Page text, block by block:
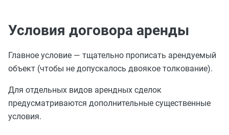
Условия договора аренды
Главное условие — тщательно прописать арендуемый
объект (чтобы не допускалось двоякое толкование).
Для отдельных видов арендных сделок
предусматриваются дополнительные существенные
условия.